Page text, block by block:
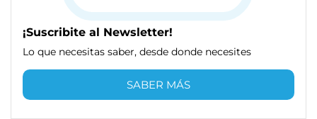
¡Suscribite al Newsletter!
Lo que necesitas saber, desde donde necesites
SABER MÁS